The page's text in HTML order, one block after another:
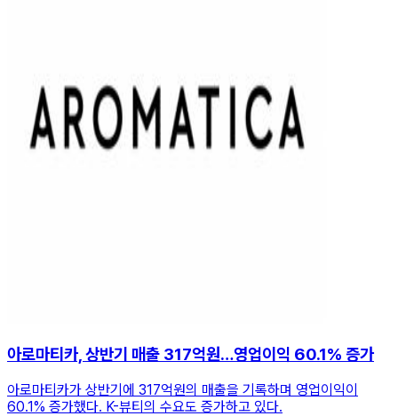
아로마티카, 상반기 매출 317억원…영업이익 60.1% 증가
아로마티카가 상반기에 317억원의 매출을 기록하며 영업이익이
60.1% 증가했다. K-뷰티의 수요도 증가하고 있다.